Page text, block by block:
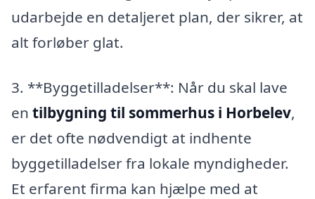
udarbejde en detaljeret plan, der sikrer, at
alt forløber glat.
3. **Byggetilladelser**: Når du skal lave
en tilbygning til sommerhus i Horbelev,
er det ofte nødvendigt at indhente
byggetilladelser fra lokale myndigheder.
Et erfarent firma kan hjælpe med at